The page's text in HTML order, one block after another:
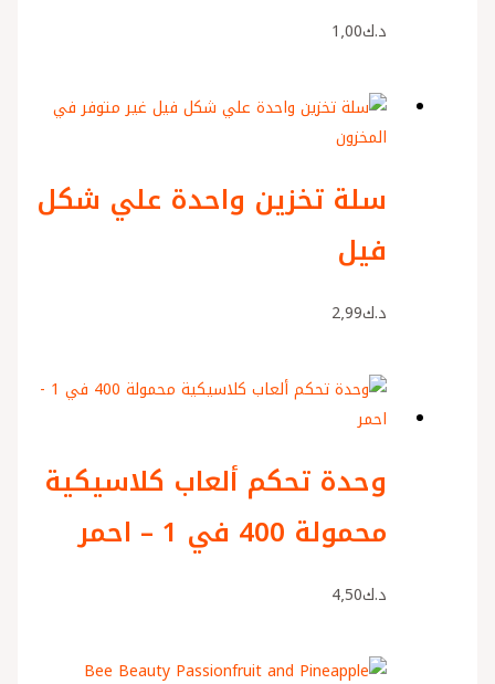
د.ك1٫00
غير متوفر في
المخزون
سلة تخزين واحدة علي شكل
فيل
د.ك2٫99
وحدة تحكم ألعاب كلاسيكية
محمولة 400 في 1 – احمر
د.ك4٫50